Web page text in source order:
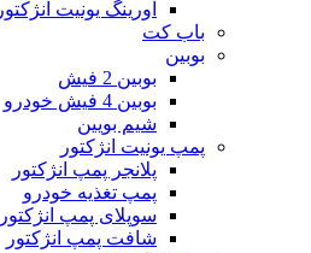
اورینگ یونیت انژکتور
باب کت
بوبین
بوبین 2 فیش
بوبین 4 فیش خودرو
شیم بویین
پمپ یونیت انژکتور
پلانجر پمپ انژکتور
پمپ تغذیه خودرو
سوپلای پمپ انژکتور
شافت پمپ انژکتور